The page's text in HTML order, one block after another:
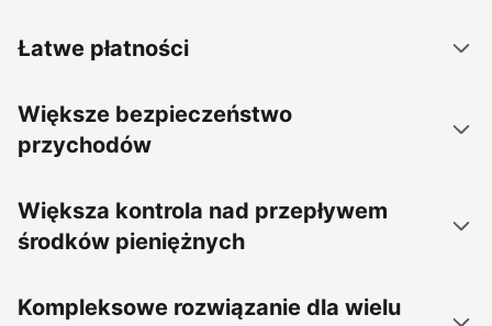
Łatwe płatności
Większe bezpieczeństwo
przychodów
Większa kontrola nad przepływem
środków pieniężnych
Kompleksowe rozwiązanie dla wielu